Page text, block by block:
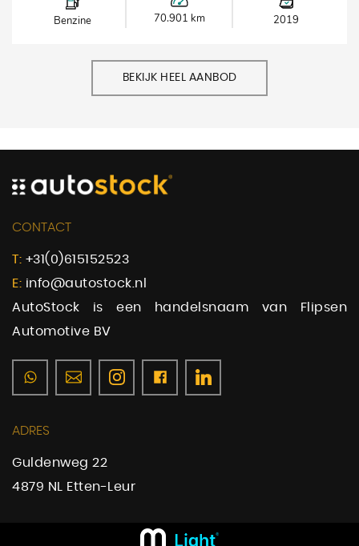
Benzine 70.901 km 2019
BEKIJK HEEL AANBOD
CONTACT
T: +31(0)615152523
E: info@autostock.nl
AutoStock is een handelsnaam van Flipsen
Automotive BV
ADRES
Guldenweg 22
4879 NL Etten-Leur